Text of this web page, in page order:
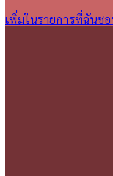
เพิ่มในรายการที่ฉันช